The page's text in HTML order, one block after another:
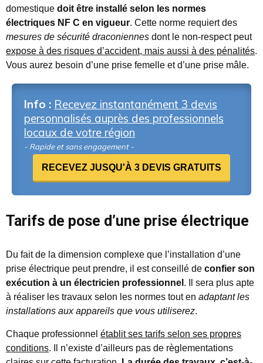
domestique doit être installé selon les normes
électriques NF C en vigueur. Cette norme requiert des
mesures de sécurité draconiennes dont le non-respect peut
expose à des risques d’accident, mais aussi à des pénalités.
Vous aurez besoin d’une prise femelle et d’une prise mâle.
Info : Recevez instantanément 3 devis
personnalisés auprès des professionnels
locaux de votre région
- Rapide et sans engagement -
RECEVEZ JUSQU'À 3 DEVIS GRATUITS
Tarifs de pose d’une prise électrique
Du fait de la dimension complexe que l’installation d’une
prise électrique peut prendre, il est conseillé de confier son
exécution à un électricien professionnel . Il sera plus apte
à réaliser les travaux selon les normes tout en adaptant les
installations aux appareils que vous utiliserez.
Chaque professionnel établit ses tarifs selon ses propres
conditions. Il n’existe d’ailleurs pas de règlementations